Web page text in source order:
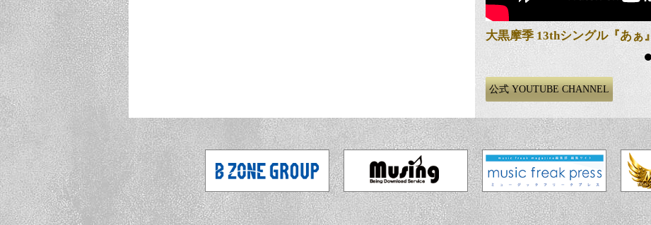
8月28日(金)開催「AUN J クラシック・オーケストラ 大黒摩季 Specialコラボ ライブ」出演決定！
2026.06.04 [35th] 「あなたの“いつかのメロディー”」募集開始！
2026.06.04 [LIVE] TOMAKOMAI MIRAI FEST 2026 出演日決定！
2026.06.01 [35th] 8カ月連続リリース決定!!
大黒摩季 13thシングル『あぁ』
公式 YOUTUBE CHANNEL